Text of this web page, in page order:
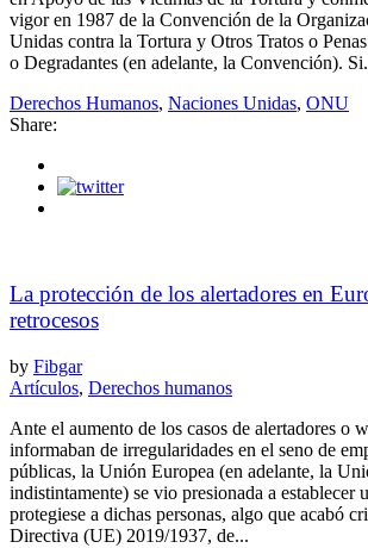
vigor en 1987 de la Convención de la
Unidas contra la Tortura y Otros Tratos o
o Degradantes (en adelante, la Convención).
Derechos Humanos, Naciones Unidas, ONU
Share:
La protección de los alertadores en
retrocesos
by Fibgar
Artículos, Derechos humanos
Ante el aumento de los casos de alertadores o
informaban de irregularidades en el seno de
públicas, la Unión Europea (en adelante, la
indistintamente) se vio presionada a establecer
protegiese a dichas personas, algo que acabó
Directiva (UE) 2019/1937, de...